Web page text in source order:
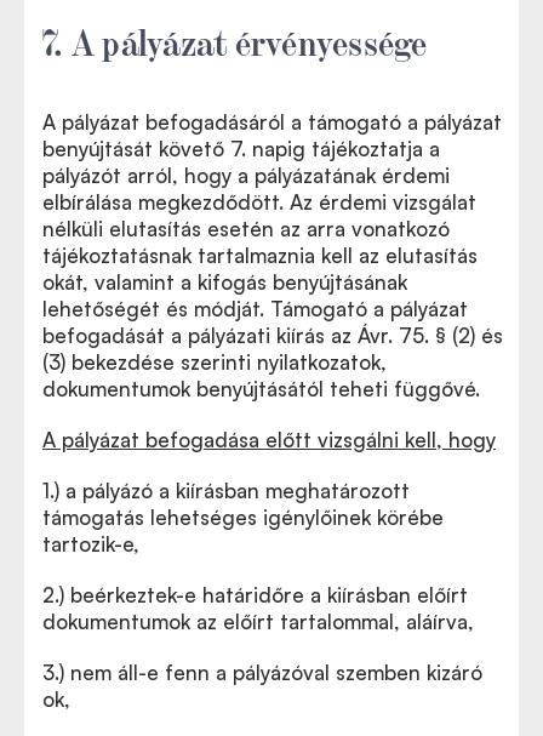
7. A pályázat érvényessége
A pályázat befogadásáról a támogató a pályázat
benyújtását követő 7. napig tájékoztatja a
pályázót arról, hogy a pályázatának érdemi
elbírálása megkezdődött. Az érdemi vizsgálat
nélküli elutasítás esetén az arra vonatkozó
tájékoztatásnak tartalmaznia kell az elutasítás
okát, valamint a kifogás benyújtásának
lehetőségét és módját. Támogató a pályázat
befogadását a pályázati kiírás az Ávr. 75. § (2) és
(3) bekezdése szerinti nyilatkozatok,
dokumentumok benyújtásától teheti függővé.
A pályázat befogadása előtt vizsgálni kell, hogy
1.) a pályázó a kiírásban meghatározott
támogatás lehetséges igénylőinek körébe
tartozik-e,
2.) beérkeztek-e határidőre a kiírásban előírt
dokumentumok az előírt tartalommal, aláírva,
3.) nem áll-e fenn a pályázóval szemben kizáró
ok,